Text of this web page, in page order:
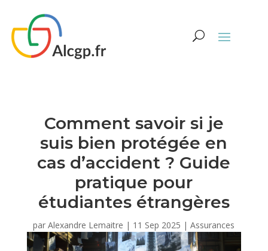
Comment savoir si je
suis bien protégée en
cas d’accident ? Guide
pratique pour
étudiantes étrangères
parAlexandre Lemaitre | 11 Sep 2025 |Assurances